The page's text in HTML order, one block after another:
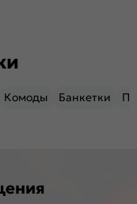
Комоды Банкетки